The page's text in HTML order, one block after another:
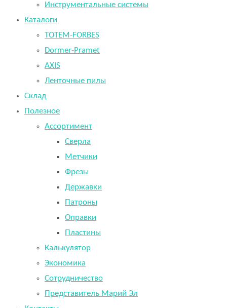
Инструментальные системы
Каталоги
TOTEM-FORBES
Dormer-Pramet
AXIS
Ленточные пилы
Склад
Полезное
Ассортимент
Сверла
Метчики
Фрезы
Державки
Патроны
Оправки
Пластины
Калькулятор
Экономика
Сотрудничество
Представитель Марий Эл